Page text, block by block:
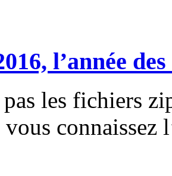
l’année
les fichiers
connaissez